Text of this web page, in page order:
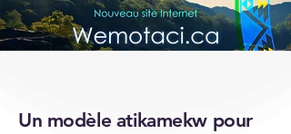
Un modèle atikamekw pour